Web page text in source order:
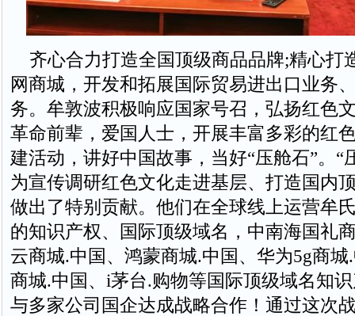
齐心合力打造全国顶级商品品牌;精心打
网商城，开发和拓展国际贸易进出口业务
务。牟敦波积极响应国家号召，弘扬红色
革命前辈，爱国人士，开展丰富多彩的红
建活动，讲好中国故事，当好“压舱石”。“
为宣传调研红色文化走进基层、打造国内
做出了特别贡献。他们在全球线上运营牟
的知识产权、国际顶级域名，中南海国礼
云商城.中国、鸿蒙商城.中国、华为5g商
商城.中国、i茅台.购物等国际顶级域名知
与多家公司国企达成战略合作！通过这次